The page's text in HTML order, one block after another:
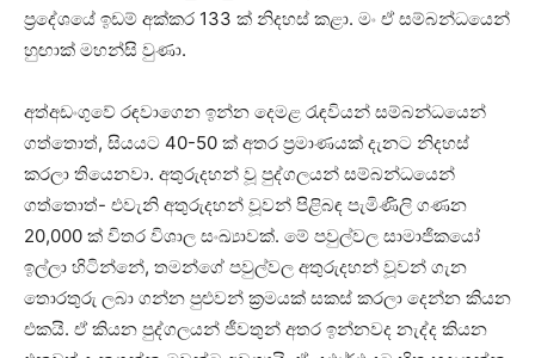
ප‍්‍රදේශයේ ඉඩම් අක්කර 133 ක් නිදහස් කළා. මං ඒ සම්බන්ධයෙන්
හුඟාක් මහන්සි වුණා.
අත්අඩංගුවේ රඳවාගෙන ඉන්න දෙමළ රැඳවියන් සම්බන්ධයෙන්
ගත්තොත්, සියයට 40-50 ක් අතර ප‍්‍රමාණයක් දැනට නිදහස්
කරලා තියෙනවා. අතුරුදහන් වූ පුද්ගලයන් සම්බන්ධයෙන්
ගත්තොත්- එවැනි අතුරුදහන් වූවන් පිළිබඳ පැමිණිලි ගණන
20,000 ක් විතර විශාල සංඛ්‍යාවක්. මේ පවුල්වල සාමාජිකයෝ
ඉල්ලා හිටින්නේ, තමන්ගේ පවුල්වල අතුරුදහන් වූවන් ගැන
තොරතුරු ලබා ගන්න පුළුවන් ක‍්‍රමයක් සකස් කරලා දෙන්න කියන
එකයි. ඒ කියන පුද්ගලයන් ජීවතුන් අතර ඉන්නවද නැද්ද කියන